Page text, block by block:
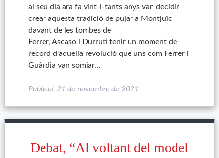
al seu dia ara fa vint-i-tants anys van decidir
crear aquesta tradició de pujar a Montjuïc i
davant de les tombes de
Ferrer, Ascaso i Durruti tenir un moment de
record d'aquella revolució que uns com Ferrer i
Guàrdia van somiar…
Publicat 21 de novembre de 2021
Debat, “Al voltant del model